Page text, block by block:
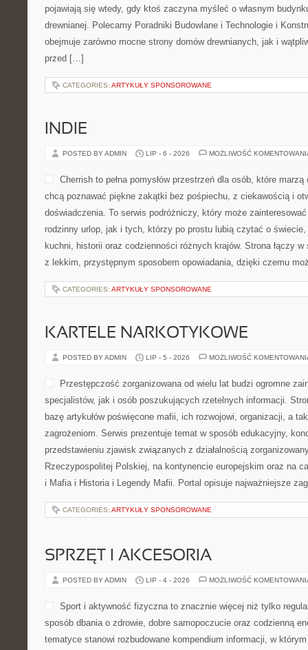
pojawiają się wtedy, gdy ktoś zaczyna myśleć o własnym
drewnianej. Polecamy Poradniki Budowlane i Technologie i
obejmuje zarówno mocne strony domów drewnianych, jak i
przed […]
CATEGORIES: ARTYKUŁY SPONSOROWANE
INDIE
POSTED BY ADMIN LIP - 6 - 2026 MOŻLIWOŚĆ
Cherrish to pełna pomysłów przestrzeń dla osób, które
chcą poznawać piękne zakątki bez pośpiechu, z ciekawością i
doświadczenia. To serwis podróżniczy, który może
rodzinny urlop, jak i tych, którzy po prostu lubią czytać o
kuchni, historii oraz codzienności różnych krajów. Strona łączy
z lekkim, przystępnym sposobem opowiadania, dzięki czemu
CATEGORIES: ARTYKUŁY SPONSOROWANE
KARTELE NARKOTYKOWE
POSTED BY ADMIN LIP - 5 - 2026 MOŻLIWOŚĆ
Przestępczość zorganizowana od wielu lat budzi ogromne
specjalistów, jak i osób poszukujących rzetelnych informacji.
bazę artykułów poświęcone mafii, ich rozwojowi, organizacji, a
zagrożeniom. Serwis prezentuje temat w sposób edukacyjny,
przedstawieniu zjawisk związanych z działalnością
Rzeczypospolitej Polskiej, na kontynencie europejskim oraz na
i Mafia i Historia i Legendy Mafii. Portal opisuje najważniejsze
CATEGORIES: ARTYKUŁY SPONSOROWANE
SPRZĘT I AKCESORIA
POSTED BY ADMIN LIP - 4 - 2026 MOŻLIWOŚĆ
Sport i aktywność fizyczna to znacznie więcej niż tylko
sposób dbania o zdrowie, dobre samopoczucie oraz codzienną
tematyce stanowi rozbudowane kompendium informacji, w